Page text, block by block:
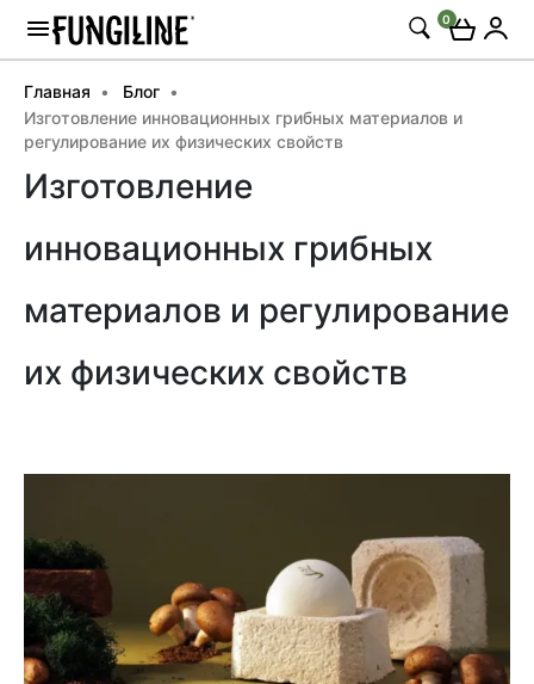
0
Главная
Блог
Изготовление инновационных грибных материалов и
регулирование их физических свойств
Изготовление
инновационных грибных
материалов и регулирование
их физических свойств